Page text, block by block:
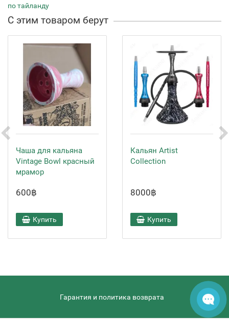
по тайланду
С этим товаром берут
Чаша для кальяна
Vintage Bowl красный
мрамор
600฿
Купить
Кальян Artist
Collection
8000฿
Купить
Гарантия и политика возврата